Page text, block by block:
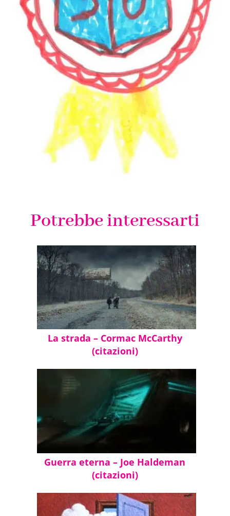
Potrebbe interessarti
La strada – Cormac McCarthy
(citazioni)
Guerra eterna – Joe Haldeman
(citazioni)